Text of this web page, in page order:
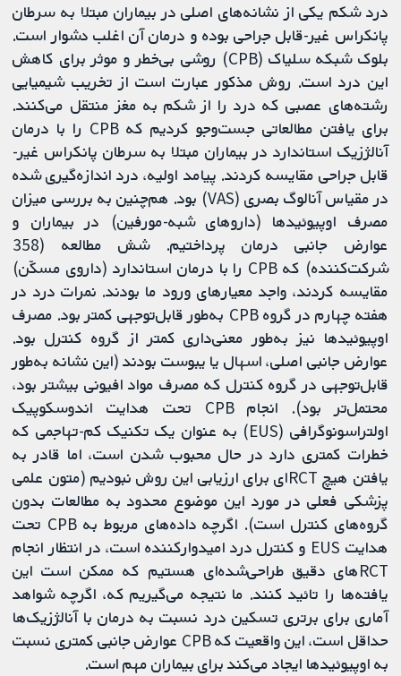
درد شکم یکی از نشانه‌های اصلی در بیماران مبتلا به سرطان
پانکراس غیر-قابل جراحی بوده و درمان آن اغلب دشوار است.
بلوک شبکه سلیاک (CPB) روشی بی‌خطر و موثر برای کاهش
این درد است. روش مذکور عبارت است از تخریب شیمیایی
رشته‌های عصبی که درد را از شکم به مغز منتقل می‌کنند.
برای یافتن مطالعاتی جست‌وجو کردیم که CPB را با درمان
آنالژزیک استاندارد در بیماران مبتلا به سرطان پانکراس غیر-
قابل جراحی مقایسه کردند. پیامد اولیه، درد اندازه‌گیری شده
در مقیاس آنالوگ بصری (VAS) بود. هم‌چنین به بررسی میزان
مصرف اوپیوئیدها (داروهای شبه-مورفین) در بیماران و
عوارض جانبی درمان پرداختیم. شش مطالعه (358
شرکت‌کننده) که CPB را با درمان استاندارد (داروی مسکّن)
مقایسه کردند، واجد معیارهای ورود ما بودند. نمرات درد در
هفته چهارم در گروه CPB به‌طور قابل‌توجهی کمتر بود. مصرف
اوپیوئیدها نیز به‌طور معنی‌داری کمتر از گروه کنترل بود.
عوارض جانبی اصلی، اسهال یا یبوست بودند (این نشانه به‌طور
قابل‌توجهی در گروه کنترل که مصرف مواد افیونی بیشتر بود،
محتمل‌تر بود). انجام CPB تحت هدایت اندوسکوپیک
اولتراسونوگرافی (EUS) به عنوان یک تکنیک کم-تهاجمی که
خطرات کمتری دارد در حال محبوب شدن است، اما قادر به
یافتن هیچ RCTای برای ارزیابی این روش نبودیم (متون علمی
پزشکی فعلی در مورد این موضوع محدود به مطالعات بدون
گروه‌های کنترل است). اگرچه داده‌های مربوط به CPB تحت
هدایت EUS و کنترل درد امیدوارکننده است، در انتظار انجام
RCT‌های دقیق طراحی‌شده‌ای هستیم که ممکن است این
یافته‌ها را تائید کنند. ما نتیجه می‌گیریم که، اگرچه شواهد
آماری برای برتری تسکین درد نسبت به درمان با آنالژزیک‌ها
حداقل است، این واقعیت که CPB عوارض جانبی کمتری نسبت
به اوپیوئیدها ایجاد می‌کند برای بیماران مهم است.